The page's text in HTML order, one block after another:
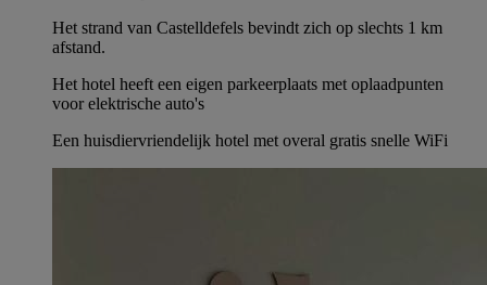
Het strand van Castelldefels bevindt zich op slechts 1 km
afstand.
Het hotel heeft een eigen parkeerplaats met oplaadpunten
voor elektrische auto's
Een huisdiervriendelijk hotel met overal gratis snelle WiFi